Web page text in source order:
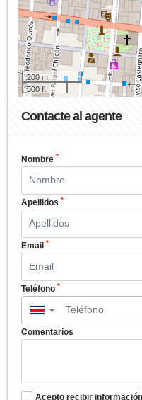
200 m
500 ft
Contacte al agente
Nombre *
Apellidos *
Email *
Teléfono *
▼
Comentarios
Acepto recibir